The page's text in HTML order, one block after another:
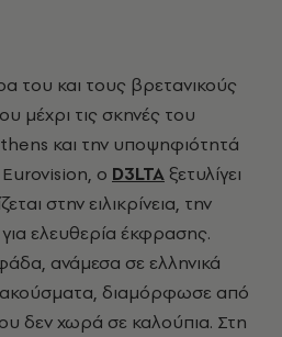
του και τους βρετανικούς
μέχρι τις σκηνές του
και την υποψηφιότητά
ο D3LTA ξετυλίγει
στην ειλικρίνεια, την
ελευθερία έκφρασης.
ανάμεσα σε ελληνικά
ακούσματα, διαμόρφωσε από
δεν χωρά σε καλούπια. Στη